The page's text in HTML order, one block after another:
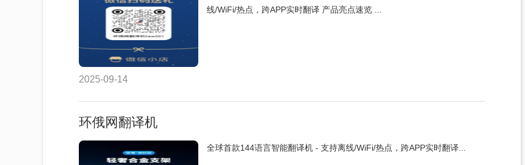
线/WiFi/热点，跨APP实时翻译 产品亮点速览 ...
2025-09-14
环俄网翻译机
全球首款144语言智能翻译机 - 支持离线/WiFi/热点，跨APP实时翻译...